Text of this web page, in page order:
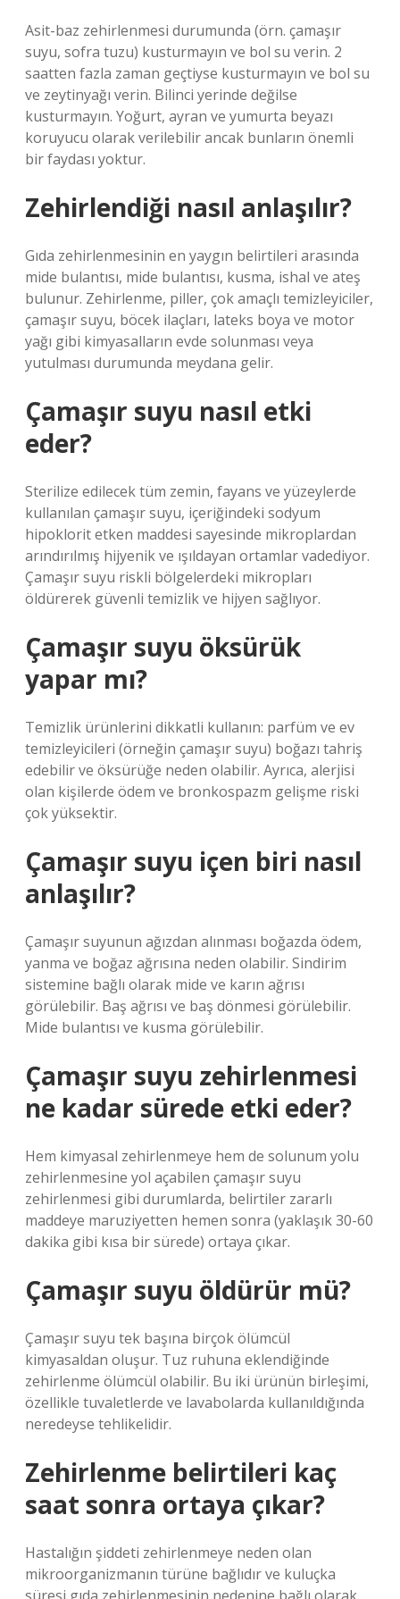
Asit-baz zehirlenmesi durumunda (örn. çamaşır
suyu, sofra tuzu) kusturmayın ve bol su verin. 2
saatten fazla zaman geçtiyse kusturmayın ve bol su
ve zeytinyağı verin. Bilinci yerinde değilse
kusturmayın. Yoğurt, ayran ve yumurta beyazı
koruyucu olarak verilebilir ancak bunların önemli
bir faydası yoktur.
Zehirlendiği nasıl anlaşılır?
Gıda zehirlenmesinin en yaygın belirtileri arasında
mide bulantısı, mide bulantısı, kusma, ishal ve ateş
bulunur. Zehirlenme, piller, çok amaçlı temizleyiciler,
çamaşır suyu, böcek ilaçları, lateks boya ve motor
yağı gibi kimyasalların evde solunması veya
yutulması durumunda meydana gelir.
Çamaşır suyu nasıl etki
eder?
Sterilize edilecek tüm zemin, fayans ve yüzeylerde
kullanılan çamaşır suyu, içeriğindeki sodyum
hipoklorit etken maddesi sayesinde mikroplardan
arındırılmış hijyenik ve ışıldayan ortamlar vadediyor.
Çamaşır suyu riskli bölgelerdeki mikropları
öldürerek güvenli temizlik ve hijyen sağlıyor.
Çamaşır suyu öksürük
yapar mı?
Temizlik ürünlerini dikkatli kullanın: parfüm ve ev
temizleyicileri (örneğin çamaşır suyu) boğazı tahriş
edebilir ve öksürüğe neden olabilir. Ayrıca, alerjisi
olan kişilerde ödem ve bronkospazm gelişme riski
çok yüksektir.
Çamaşır suyu içen biri nasıl
anlaşılır?
Çamaşır suyunun ağızdan alınması boğazda ödem,
yanma ve boğaz ağrısına neden olabilir. Sindirim
sistemine bağlı olarak mide ve karın ağrısı
görülebilir. Baş ağrısı ve baş dönmesi görülebilir.
Mide bulantısı ve kusma görülebilir.
Çamaşır suyu zehirlenmesi
ne kadar sürede etki eder?
Hem kimyasal zehirlenmeye hem de solunum yolu
zehirlenmesine yol açabilen çamaşır suyu
zehirlenmesi gibi durumlarda, belirtiler zararlı
maddeye maruziyetten hemen sonra (yaklaşık 30-60
dakika gibi kısa bir sürede) ortaya çıkar.
Çamaşır suyu öldürür mü?
Çamaşır suyu tek başına birçok ölümcül
kimyasaldan oluşur. Tuz ruhuna eklendiğinde
zehirlenme ölümcül olabilir. Bu iki ürünün birleşimi,
özellikle tuvaletlerde ve lavabolarda kullanıldığında
neredeyse tehlikelidir.
Zehirlenme belirtileri kaç
saat sonra ortaya çıkar?
Hastalığın şiddeti zehirlenmeye neden olan
mikroorganizmanın türüne bağlıdır ve kuluçka